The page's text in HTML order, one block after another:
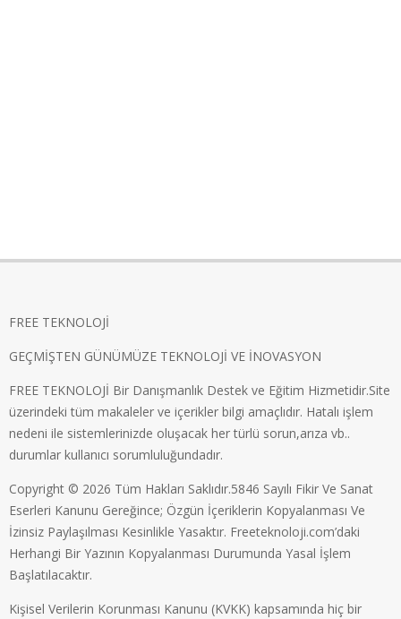
FREE TEKNOLOJİ
GEÇMİŞTEN GÜNÜMÜZE TEKNOLOJİ VE İNOVASYON
FREE TEKNOLOJİ Bir Danışmanlık Destek ve Eğitim Hizmetidir.Site
üzerindeki tüm makaleler ve içerikler bilgi amaçlıdır. Hatalı işlem
nedeni ile sistemlerinizde oluşacak her türlü sorun,arıza vb..
durumlar kullanıcı sorumluluğundadır.
Copyright © 2026 Tüm Hakları Saklıdır.5846 Sayılı Fikir Ve Sanat
Eserleri Kanunu Gereğince; Özgün İçeriklerin Kopyalanması Ve
İzinsiz Paylaşılması Kesinlikle Yasaktır. Freeteknoloji.com’daki
Herhangi Bir Yazının Kopyalanması Durumunda Yasal İşlem
Başlatılacaktır.
Kişisel Verilerin Korunması Kanunu (KVKK) kapsamında hiç bir